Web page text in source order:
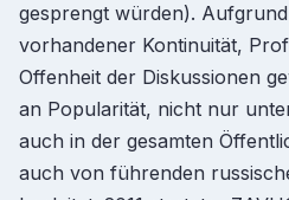
gesprengt würden).
vorhandener Kontinuität,
Offenheit der Diskussionen
an Popularität, nicht nur
auch in der gesamten
auch von führenden